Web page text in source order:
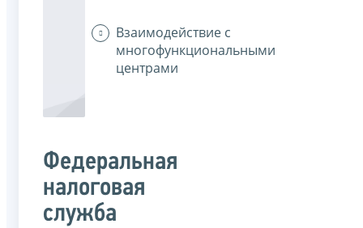
Взаимодействие с
многофункциональными
центрами
Федеральная
налоговая
служба